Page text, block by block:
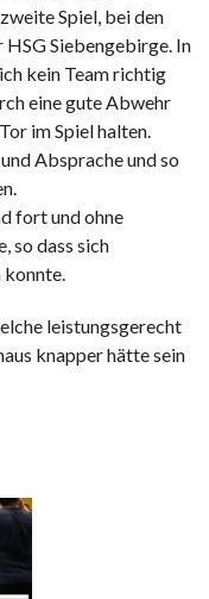
Spiel, bei den
Siebengebirge. In
kein Team richtig
eine gute Abwehr
im Spiel halten.
Absprache und so
fort und ohne
so dass sich
konnte.
leistungsgerecht
knapper hätte sein